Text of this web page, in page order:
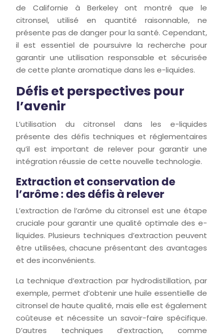
de Californie à Berkeley ont montré que le
citronsel, utilisé en quantité raisonnable, ne
présente pas de danger pour la santé. Cependant,
il est essentiel de poursuivre la recherche pour
garantir une utilisation responsable et sécurisée
de cette plante aromatique dans les e-liquides.
Défis et perspectives pour
l’avenir
L’utilisation du citronsel dans les e-liquides
présente des défis techniques et réglementaires
qu’il est important de relever pour garantir une
intégration réussie de cette nouvelle technologie.
Extraction et conservation de
l’arôme : des défis à relever
L’extraction de l’arôme du citronsel est une étape
cruciale pour garantir une qualité optimale des e-
liquides. Plusieurs techniques d’extraction peuvent
être utilisées, chacune présentant des avantages
et des inconvénients.
La technique d’extraction par hydrodistillation, par
exemple, permet d’obtenir une huile essentielle de
citronsel de haute qualité, mais elle est également
coûteuse et nécessite un savoir-faire spécifique.
D’autres techniques d’extraction, comme